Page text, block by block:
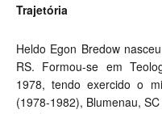
Trajetória
Heldo Egon Bredow
RS. Formou-se em
1978, tendo exercido o
(1978-1982), Blumenau,